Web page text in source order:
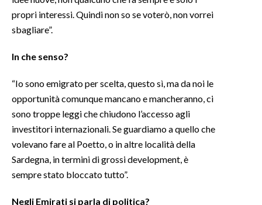
propri interessi. Quindi non so se voterò, non vorrei
sbagliare”.
In che senso?
“Io sono emigrato per scelta, questo sì, ma da noi le
opportunità comunque mancano e mancheranno, ci
sono troppe leggi che chiudono l’accesso agli
investitori internazionali. Se guardiamo a quello che
volevano fare al Poetto, o in altre località della
Sardegna, in termini di grossi development, è
sempre stato bloccato tutto”.
Negli Emirati si parla di politica?